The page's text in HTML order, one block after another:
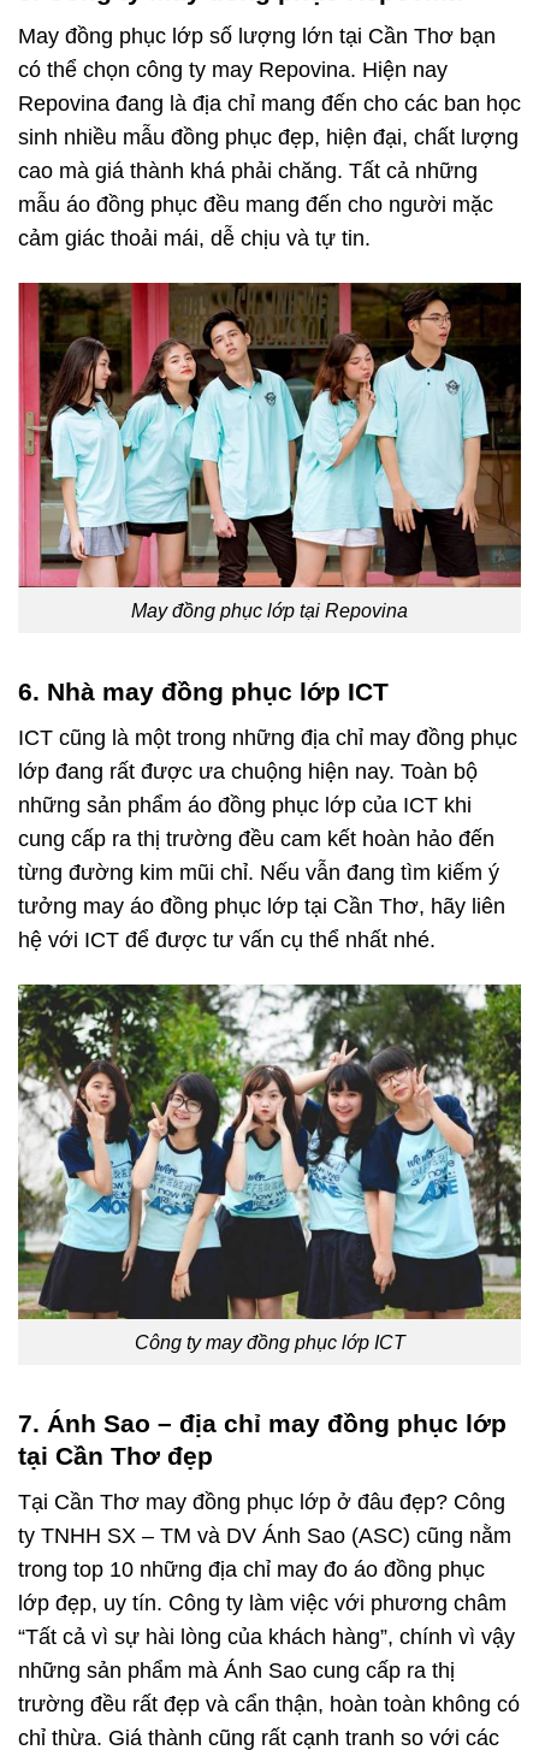
May đồng phục lớp số lượng lớn tại Cần Thơ bạn
có thể chọn công ty may Repovina. Hiện nay
Repovina đang là địa chỉ mang đến cho các ban học
sinh nhiều mẫu đồng phục đẹp, hiện đại, chất lượng
cao mà giá thành khá phải chăng. Tất cả những
mẫu áo đồng phục đều mang đến cho người mặc
cảm giác thoải mái, dễ chịu và tự tin.
May đồng phục lớp tại Repovina
6. Nhà may đồng phục lớp ICT
ICT cũng là một trong những địa chỉ may đồng phục
lớp đang rất được ưa chuộng hiện nay. Toàn bộ
những sản phẩm áo đồng phục lớp của ICT khi
cung cấp ra thị trường đều cam kết hoàn hảo đến
từng đường kim mũi chỉ. Nếu vẫn đang tìm kiếm ý
tưởng may áo đồng phục lớp tại Cần Thơ, hãy liên
hệ với ICT để được tư vấn cụ thể nhất nhé.
Công ty may đồng phục lớp ICT
7. Ánh Sao – địa chỉ may đồng phục lớp
tại Cần Thơ đẹp
Tại Cần Thơ may đồng phục lớp ở đâu đẹp? Công
ty TNHH SX – TM và DV Ánh Sao (ASC) cũng nằm
trong top 10 những địa chỉ may đo áo đồng phục
lớp đẹp, uy tín. Công ty làm việc với phương châm
“Tất cả vì sự hài lòng của khách hàng”, chính vì vậy
những sản phẩm mà Ánh Sao cung cấp ra thị
trường đều rất đẹp và cẩn thận, hoàn toàn không có
chỉ thừa. Giá thành cũng rất cạnh tranh so với các